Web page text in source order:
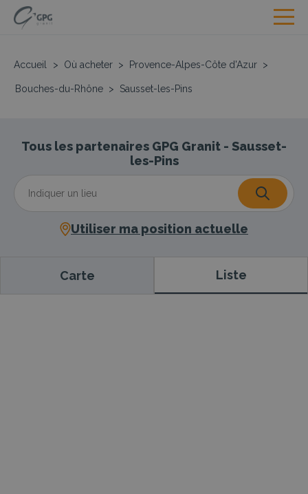
Accueil > Où acheter > Provence-Alpes-Côte d'Azur >
Bouches-du-Rhône > Sausset-les-Pins
Tous les partenaires GPG Granit - Sausset-
les-Pins
Utiliser ma position actuelle
Carte Liste